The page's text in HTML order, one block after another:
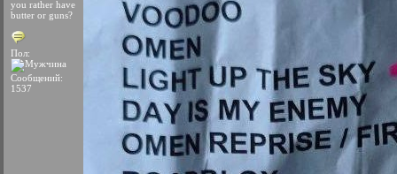
you rather have
butter or guns?
Пол:
Сообщений:
1537